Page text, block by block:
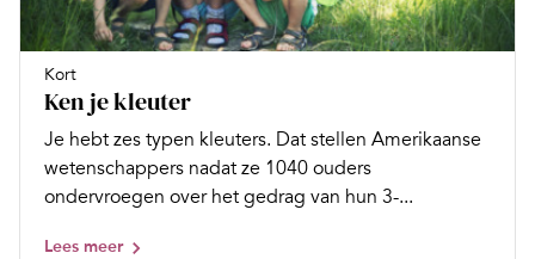
Kort
Ken je kleuter
Je hebt zes typen kleuters. Dat stellen Amerikaanse
wetenschappers nadat ze 1040 ouders
ondervroegen over het gedrag van hun 3-...
Lees meer